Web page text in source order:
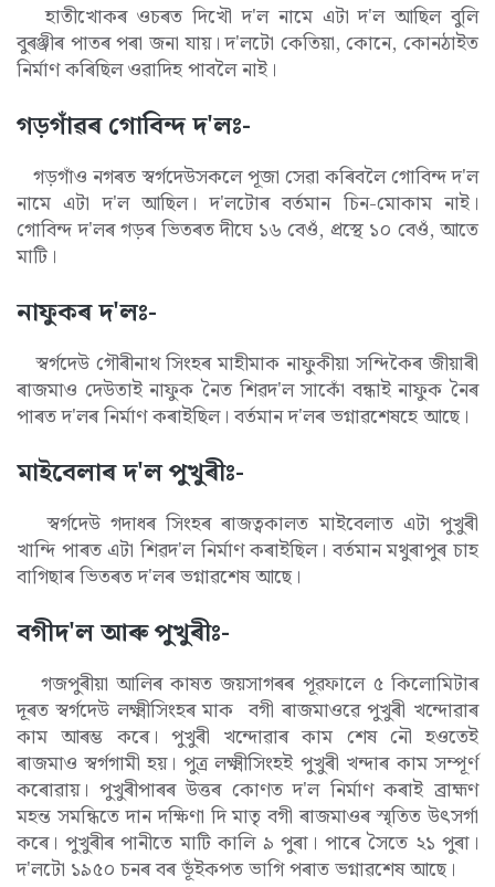
হাতীখোকৰ ওচৰত দিখৌ দ'ল নামে এটা দ'ল আছিল বুলি
বুৰঞ্জীৰ পাতৰ পৰা জনা যায়। দ'লটো কেতিয়া, কোনে, কোনঠাইত
নিৰ্মাণ কৰিছিল ওৱাদিহ পাবলৈ নাই।
গড়গাঁৱৰ গোবিন্দ দ'লঃ-
গড়গাঁও নগৰত স্বৰ্গদেউসকলে পূজা সেৱা কৰিবলৈ গোবিন্দ দ'ল
নামে এটা দ'ল আছিল। দ'লটোৰ বৰ্তমান চিন-মোকাম নাই।
গোবিন্দ দ'লৰ গড়ৰ ভিতৰত দীঘে ১৬ বেওঁ, প্ৰস্থে ১০ বেওঁ, আতে
মাটি।
নাফুকৰ দ'লঃ-
স্বৰ্গদেউ গৌৰীনাথ সিংহৰ মাহীমাক নাফুকীয়া সন্দিকৈৰ জীয়াৰী
ৰাজমাও দেউতাই নাফুক নৈত শিৱদ'ল সাকোঁ বন্ধাই নাফুক নৈৰ
পাৰত দ'লৰ নিৰ্মাণ কৰাইছিল। বৰ্তমান দ'লৰ ভগ্নাৱশেষহে আছে।
মাইবেলাৰ দ'ল পুখুৰীঃ-
স্বৰ্গদেউ গদাধৰ সিংহৰ ৰাজত্বকালত মাইবেলাত এটা পুখুৰী
খান্দি পাৰত এটা শিৱদ'ল নিৰ্মাণ কৰাইছিল। বৰ্তমান মথুৰাপুৰ চাহ
বাগিছাৰ ভিতৰত দ'লৰ ভগ্নাৱশেষ আছে।
বগীদ'ল আৰু পুখুৰীঃ-
গজপুৰীয়া আলিৰ কাষত জয়সাগৰৰ পূৱফালে ৫ কিলোমিটাৰ
দূৰত স্বৰ্গদেউ লক্ষ্মীসিংহৰ মাক বগী ৰাজমাওৱে পুখুৰী খন্দোৱাৰ
কাম আৰম্ভ কৰে। পুখুৰী খন্দোৱাৰ কাম শেষ নৌ হওতেই
ৰাজমাও স্বৰ্গগামী হয়। পুত্ৰ লক্ষ্মীসিংহই পুখুৰী খন্দাৰ কাম সম্পূৰ্ণ
কৰোৱায়। পুখুৰীপাৰৰ উত্তৰ কোণত দ'ল নিৰ্মাণ কৰাই ব্ৰাহ্মণ
মহন্ত সমন্ধিতে দান দক্ষিণা দি মাতৃ বগী ৰাজমাওৰ স্মৃতিত উৎসৰ্গা
কৰে। পুখুৰীৰ পানীতে মাটি কালি ৯ পুৰা। পাৰে সৈতে ২১ পুৰা।
দ'লটো ১৯৫০ চনৰ বৰ ভূঁইকপত ভাগি পৰাত ভগ্নাৱশেষ আছে।